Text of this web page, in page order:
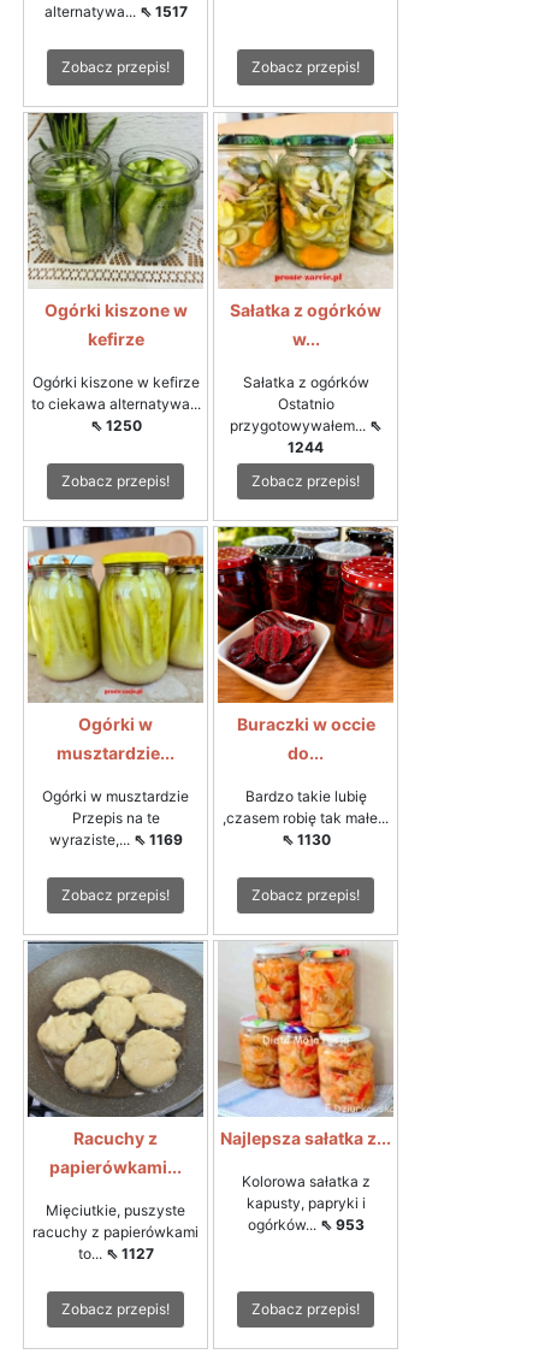
alternatywa... ⇖ 1517
Zobacz przepis! Zobacz przepis!
Ogórki kiszone w
kefirze
Ogórki kiszone w kefirze
to ciekawa alternatywa...
⇖ 1250
Zobacz przepis!
Sałatka z ogórków
w...
Sałatka z ogórków
Ostatnio
przygotowywałem... ⇖
1244
Zobacz przepis!
Ogórki w
musztardzie...
Ogórki w musztardzie
Przepis na te
wyraziste,... ⇖ 1169
Zobacz przepis!
Buraczki w occie
do...
Bardzo takie lubię
,czasem robię tak małe...
⇖ 1130
Zobacz przepis!
Racuchy z
papierówkami...
Mięciutkie, puszyste
racuchy z papierówkami
to... ⇖ 1127
Zobacz przepis!
Najlepsza sałatka z...
Kolorowa sałatka z
kapusty, papryki i
ogórków... ⇖ 953
Zobacz przepis!